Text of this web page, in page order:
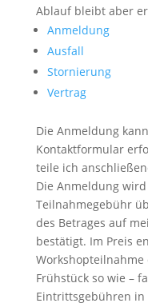
Ablauf bleibt aber
Anmeldung
Ausfall
Stornierung
Vertrag
Die Anmeldung
Kontaktformular
teile ich
Die Anmeldung
Teilnahmegebühr
des Betrages auf
bestätigt. Im Preis
Frühstück so wie –
Eintrittsgebühren in